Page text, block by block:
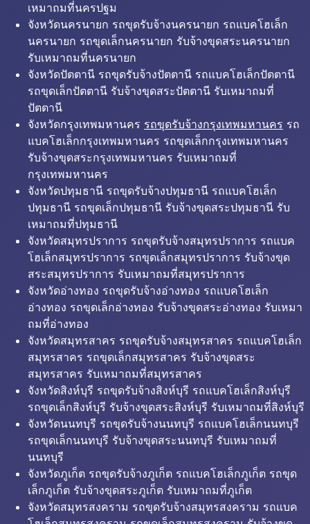
เหมาถมที่นครปฐม
จังหวัดนครนายก รถขุดรับจ้างนครนายก รถแบคโฮเล็ก
นครนายก รถขุดเล็กนครนายก รับจ้างขุดสระนครนายก
รับเหมาถมที่นครนายก
จังหวัดปัตตานี รถขุดรับจ้างปัตตานี รถแบคโฮเล็กปัตตานี
รถขุดเล็กปัตตานี รับจ้างขุดสระปัตตานี รับเหมาถมที่
ปัตตานี
จังหวัดกรุงเทพมหานคร รถขุดรับจ้างกรุงเทพมหานคร รถ
แบคโฮเล็กกรุงเทพมหานคร รถขุดเล็กกรุงเทพมหานคร
รับจ้างขุดสระกรุงเทพมหานคร รับเหมาถมที่
กรุงเทพมหานคร
จังหวัดปทุมธานี รถขุดรับจ้างปทุมธานี รถแบคโฮเล็ก
ปทุมธานี รถขุดเล็กปทุมธานี รับจ้างขุดสระปทุมธานี รับ
เหมาถมที่ปทุมธานี
จังหวัดสมุทรปราการ รถขุดรับจ้างสมุทรปราการ รถแบค
โฮเล็กสมุทรปราการ รถขุดเล็กสมุทรปราการ รับจ้างขุด
สระสมุทรปราการ รับเหมาถมที่สมุทรปราการ
จังหวัดอ่างทอง รถขุดรับจ้างอ่างทอง รถแบคโฮเล็ก
อ่างทอง รถขุดเล็กอ่างทอง รับจ้างขุดสระอ่างทอง รับเหมา
ถมที่อ่างทอง
จังหวัดสมุทรสาคร รถขุดรับจ้างสมุทรสาคร รถแบคโฮเล็ก
สมุทรสาคร รถขุดเล็กสมุทรสาคร รับจ้างขุดสระ
สมุทรสาคร รับเหมาถมที่สมุทรสาคร
จังหวัดสิงห์บุรี รถขุดรับจ้างสิงห์บุรี รถแบคโฮเล็กสิงห์บุรี
รถขุดเล็กสิงห์บุรี รับจ้างขุดสระสิงห์บุรี รับเหมาถมที่สิงห์บุรี
จังหวัดนนทบุรี รถขุดรับจ้างนนทบุรี รถแบคโฮเล็กนนทบุรี
รถขุดเล็กนนทบุรี รับจ้างขุดสระนนทบุรี รับเหมาถมที่
นนทบุรี
จังหวัดภูเก็ต รถขุดรับจ้างภูเก็ต รถแบคโฮเล็กภูเก็ต รถขุด
เล็กภูเก็ต รับจ้างขุดสระภูเก็ต รับเหมาถมที่ภูเก็ต
จังหวัดสมุทรสงคราม รถขุดรับจ้างสมุทรสงคราม รถแบค